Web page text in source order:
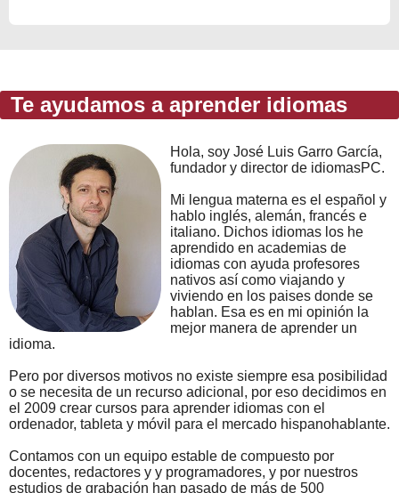
Te ayudamos a aprender idiomas
Hola, soy José Luis Garro García,
fundador y director de idiomasPC.
Mi lengua materna es el español y
hablo inglés, alemán, francés e
italiano. Dichos idiomas los he
aprendido en academias de
idiomas con ayuda profesores
nativos así como viajando y
viviendo en los paises donde se
hablan. Esa es en mi opinión la
mejor manera de aprender un
idioma.
Pero por diversos motivos no existe siempre esa posibilidad
o se necesita de un recurso adicional, por eso decidimos en
el 2009 crear cursos para aprender idiomas con el
ordenador, tableta y móvil para el mercado hispanohablante.
Contamos con un equipo estable de compuesto por
docentes, redactores y y programadores, y por nuestros
estudios de grabación han pasado de más de 500